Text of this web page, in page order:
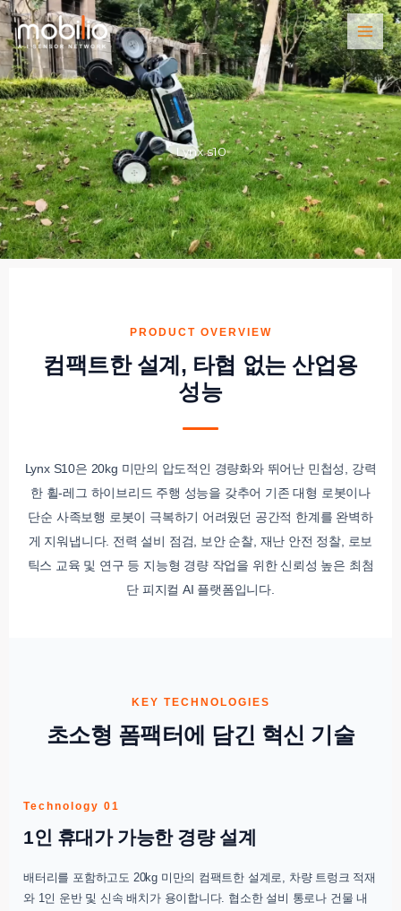
콘
텐
츠
로
건
너
뛰
기
Lynx s10
PRODUCT OVERVIEW
컴팩트한 설계, 타협 없는 산업용
성능
Lynx S10은 20kg 미만의 압도적인 경량화와 뛰어난 민첩성, 강력
한 휠-레그 하이브리드 주행 성능을 갖추어 기존 대형 로봇이나
단순 사족보행 로봇이 극복하기 어려웠던 공간적 한계를 완벽하
게 지워냅니다. 전력 설비 점검, 보안 순찰, 재난 안전 정찰, 로보
틱스 교육 및 연구 등 지능형 경량 작업을 위한 신뢰성 높은 최첨
단 피지컬 AI 플랫폼입니다.
KEY TECHNOLOGIES
초소형 폼팩터에 담긴 혁신 기술
Technology 01
1인 휴대가 가능한 경량 설계
배터리를 포함하고도 20kg 미만의 컴팩트한 설계로, 차량 트렁크 적재
와 1인 운반 및 신속 배치가 용이합니다. 협소한 설비 통로나 건물 내